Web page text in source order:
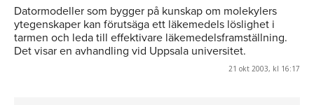
Datormodeller som bygger på kunskap om molekylers
ytegenskaper kan förutsäga ett läkemedels löslighet i
tarmen och leda till effektivare läkemedelsframställning.
Det visar en avhandling vid Uppsala universitet.
21 okt 2003, kl 16:17